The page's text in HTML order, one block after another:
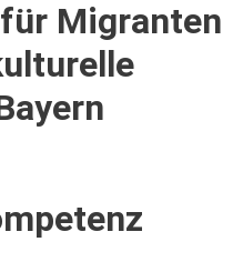
für Migranten